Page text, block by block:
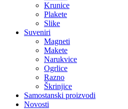
Krunice
Plakete
Slike
Suveniri
Magneti
Makete
Narukvice
Ogrlice
Razno
Škrinjice
Samostanski proizvodi
Novosti